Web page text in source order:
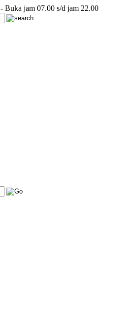
- Buka jam 07.00 s/d jam 22.00